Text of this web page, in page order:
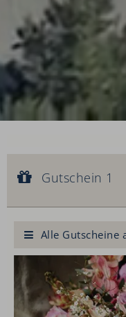
Gutscheinwert:
Gutschein 1
Alle Gutscheine